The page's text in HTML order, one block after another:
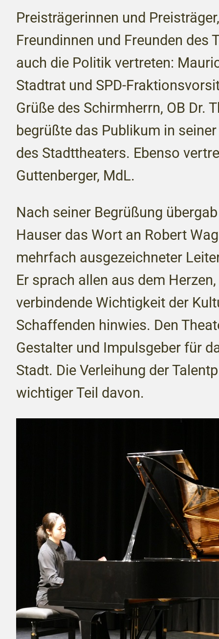
Preisträgerinnen und
Freundinnen und Freunden des
auch die Politik vertreten:
Stadtrat und SPD-
Grüße des Schirmherrn, OB Dr.
begrüßte das Publikum in
des Stadttheaters. Ebenso
Guttenberger, MdL.
Nach seiner Begrüßung
Hauser das Wort an Robert
mehrfach ausgezeichneter
Er sprach allen aus dem
verbindende Wichtigkeit der
Schaffenden hinwies. Den
Gestalter und Impulsgeber für
Stadt. Die Verleihung der
wichtiger Teil davon.